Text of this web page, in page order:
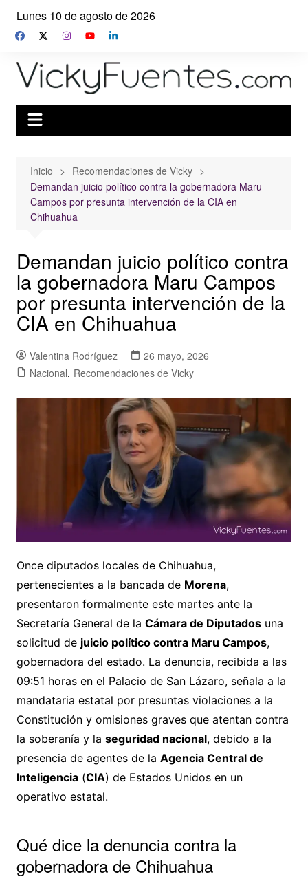
Saltar
contenido
Lunes 10 de agosto de 2026
Inicio
Recomendaciones de Vicky
Demandan juicio político contra la gobernadora Maru
Campos por presunta intervención de la CIA en
Chihuahua
Demandan juicio político contra
la gobernadora Maru Campos
por presunta intervención de la
CIA en Chihuahua
Valentina Rodríguez
26 mayo, 2026
Nacional, Recomendaciones de Vicky
Once diputados locales de Chihuahua,
pertenecientes a la bancada de Morena,
presentaron formalmente este martes ante la
Secretaría General de la Cámara de Diputadosuna
solicitud de juicio político contra Maru Campos,
gobernadora del estado. La denuncia, recibida a las
09:51 horas en el Palacio de San Lázaro, señala a la
mandataria estatal por presuntas violaciones a la
Constitución y omisiones graves que atentan contra
la soberanía y la seguridad nacional, debido a la
presencia de agentes de la Agencia Central de
Inteligencia(CIA) de Estados Unidos en un
operativo estatal.
Qué dice la denuncia contra la
gobernadora de Chihuahua